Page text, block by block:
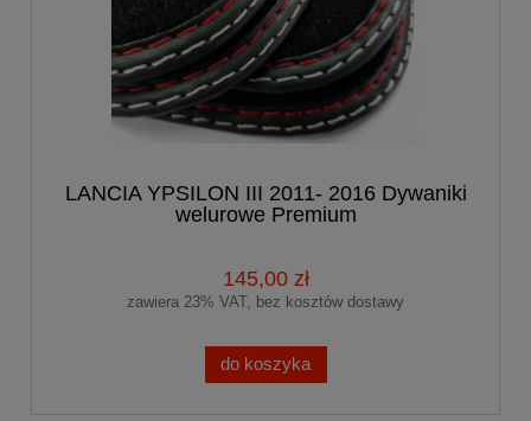
LANCIA YPSILON III 2011- 2016 Dywaniki
welurowe Premium
145,00 zł
zawiera 23% VAT, bez kosztów dostawy
do koszyka